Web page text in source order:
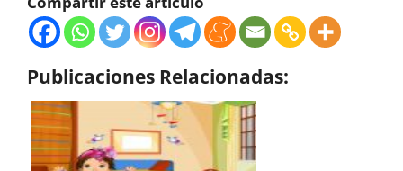
Publicaciones Relacionadas: